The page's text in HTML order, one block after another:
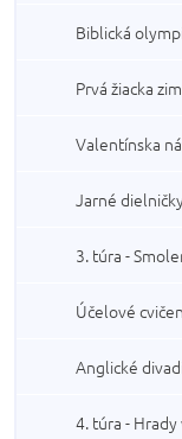
Biblická
Prvá žiacka
Valentínska
Jarné
3. túra -
Účelové
Anglické
4. túra -